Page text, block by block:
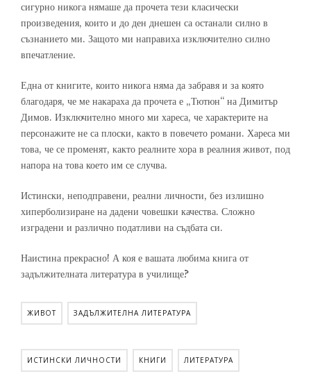
сигурно никога нямаше да прочета тези класически
произведения, които и до ден днешен са останали силно в
съзнанието ми. Защото ми направиха изключително силно
впечатление.
Една от книгите, които никога няма да забравя и за която
благодаря, че ме накараха да прочета е „Тютюн“ на Димитър
Димов. Изключително много ми хареса, че характерите на
персонажите не са плоски, както в повечето романи. Хареса ми
това, че се променят, както реалните хора в реалния живот, под
напора на това което им се случва.
Истински, неподправени, реални личности, без излишно
хиперболизиране на дадени човешки качества. Сложно
изградени и различно податливи на съдбата си.
Наистина прекрасно! А коя е вашата любима книга от
задължителната литература в училище?
ЖИВОТ ЗАДЪЛЖИТЕЛНА ЛИТЕРАТУРА
ИСТИНСКИ ЛИЧНОСТИ КНИГИ ЛИТЕРАТУРА